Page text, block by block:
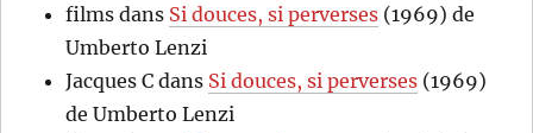
films dans Si douces, si perverses (1969) de
Umberto Lenzi
Jacques C dans Si douces, si perverses (1969)
de Umberto Lenzi